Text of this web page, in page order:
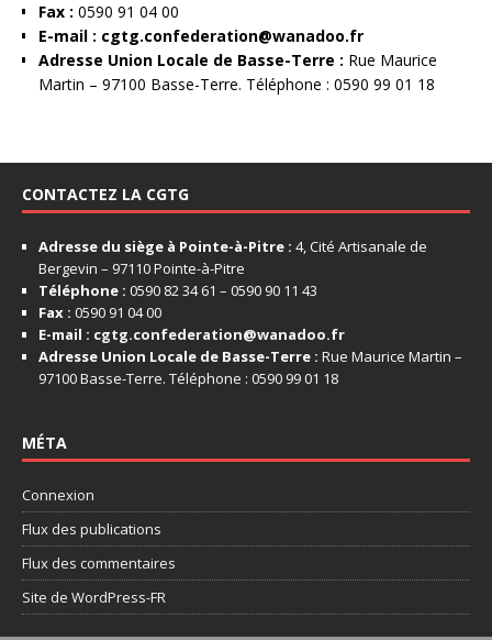
Fax : 0590 91 04 00
E-mail : cgtg.confederation@wanadoo.fr
Adresse Union Locale de Basse-Terre : Rue Maurice
Martin – 97100 Basse-Terre. Téléphone : 0590 99 01 18
CONTACTEZ LA CGTG
Adresse du siège à Pointe-à-Pitre : 4, Cité Artisanale de
Bergevin – 97110 Pointe-à-Pitre
Téléphone : 0590 82 34 61 – 0590 90 11 43
Fax : 0590 91 04 00
E-mail : cgtg.confederation@wanadoo.fr
Adresse Union Locale de Basse-Terre : Rue Maurice Martin –
97100 Basse-Terre. Téléphone : 0590 99 01 18
MÉTA
Connexion
Flux des publications
Flux des commentaires
Site de WordPress-FR